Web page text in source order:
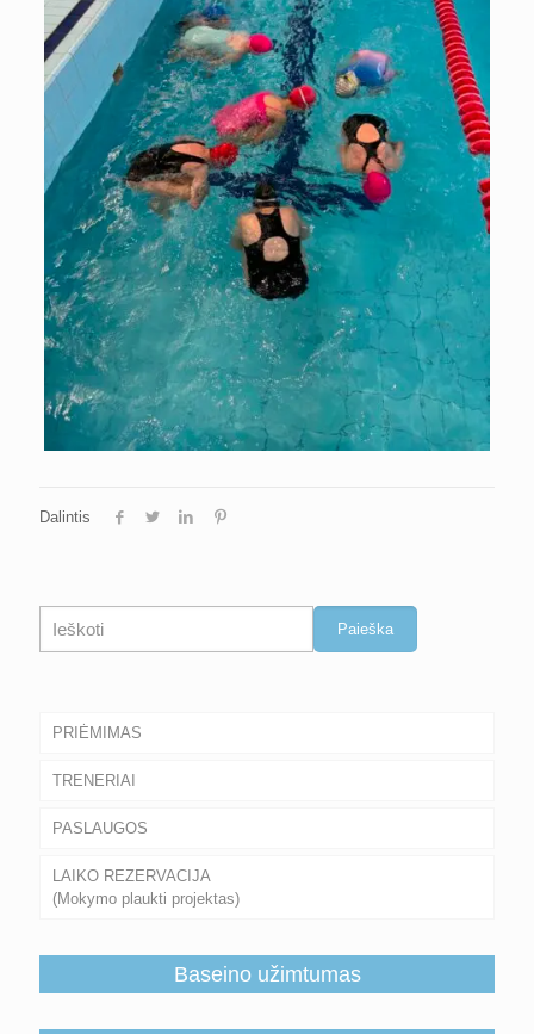
Dalintis
Paieška Paieška
PRIĖMIMAS
TRENERIAI
PASLAUGOS
LAIKO REZERVACIJA
(Mokymo plaukti projektas)
Baseino užimtumas